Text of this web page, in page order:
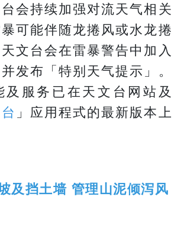
会持续加强对流天气相关
可能伴随龙捲风或水龙捲
文台会在雷暴警告中加入
发布「特别天气提示」。
及服务已在天文台网站及
」应用程式的最新版本上
及挡土墙 管理山泥倾泻风